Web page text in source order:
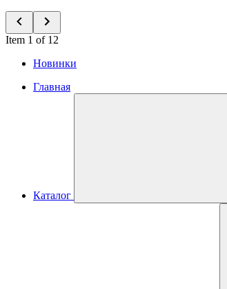
Item 1 of 12
Новинки
Главная
Каталог